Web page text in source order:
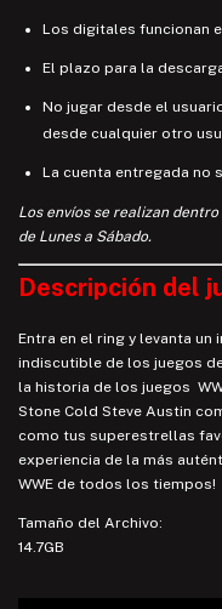
Los digitales funcionan
El plazo para la
No jugar desde el
desde cualquier otro
La cuenta entregada no
Los envíos se realizan
de Lunes a Sábado.
Descripción del
Entra en el ring y levanta un
indiscutible de los juegos
la historia de los juegos
Stone Cold Steve Austin
como tus superestrellas
experiencia de la más
WWE de todos los tiempos!
Tamaño del Archivo:
14.7GB